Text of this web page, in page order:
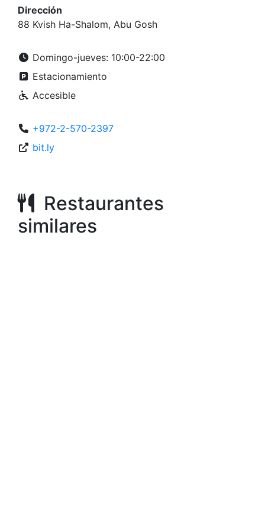
Dirección
88 Kvish Ha-Shalom, Abu Gosh
Domingo-jueves: 10:00-22:00
Estacionamiento
Accesible
+972-2-570-2397
bit.ly
Restaurantes
similares